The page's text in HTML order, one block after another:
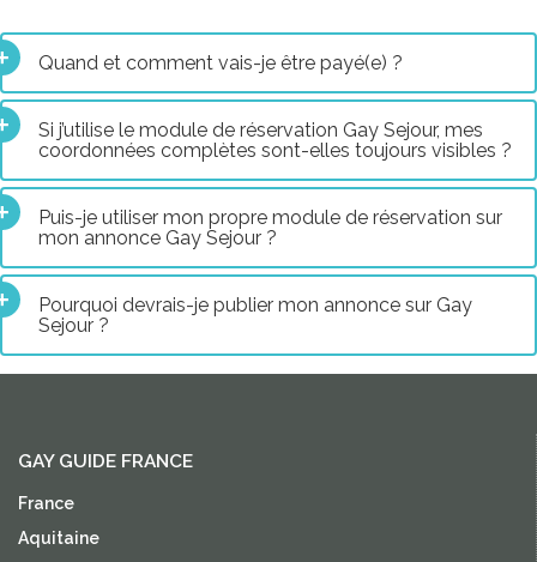
Quand et comment vais-je être payé(e) ?
Si j’utilise le module de réservation Gay Sejour, mes
coordonnées complètes sont-elles toujours visibles ?
Puis-je utiliser mon propre module de réservation sur
mon annonce Gay Sejour ?
Pourquoi devrais-je publier mon annonce sur Gay
Sejour ?
GAY GUIDE FRANCE
France
Aquitaine